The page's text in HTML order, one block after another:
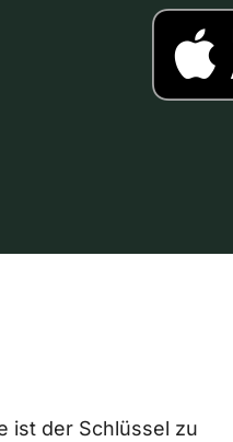
ist der Schlüssel zu